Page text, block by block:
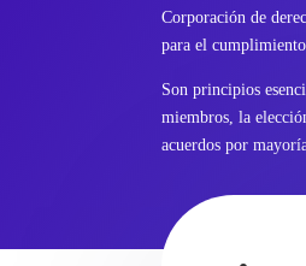
Corporación de
para el
Son principios
miembros, la
acuerdos por